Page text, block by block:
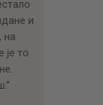
и
на
је то